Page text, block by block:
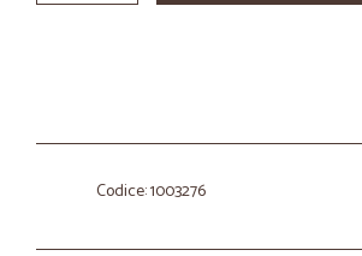
Codice: 1003276